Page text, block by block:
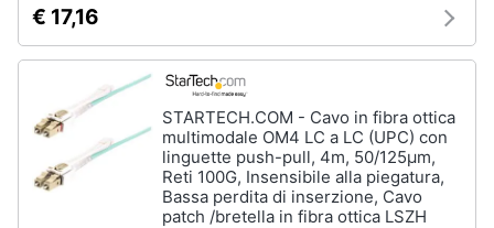
€ 17,16
STARTECH.COM - Cavo in fibra ottica
multimodale OM4 LC a LC (UPC) con
linguette push-pull, 4m, 50/125µm,
Reti 100G, Insensibile alla piegatura,
Bassa perdita di inserzione, Cavo
patch /bretella in fibra ottica LSZH